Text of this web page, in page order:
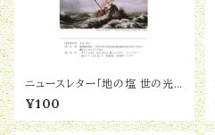
ニュースレター「地の塩 世の光」
No.88『トラウマ撃退法』
¥100